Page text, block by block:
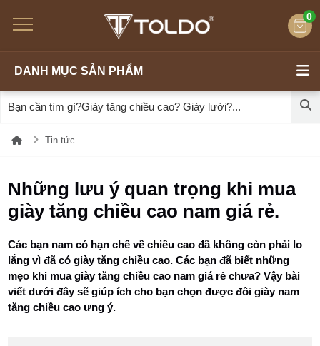
0
DANH MỤC SẢN PHẨM
Tin tức
Những lưu ý quan trọng khi mua
giày tăng chiều cao nam giá rẻ.
Các bạn nam có hạn chế về chiều cao đã không còn phải lo
lắng vì đã có giày tăng chiều cao. Các bạn đã biết những
mẹo khi mua giày tăng chiều cao nam giá rẻ chưa? Vậy bài
viết dưới đây sẽ giúp ích cho bạn chọn được đôi giày nam
tăng chiều cao ưng ý.